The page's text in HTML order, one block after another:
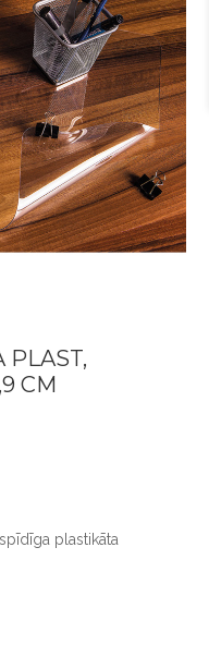
PLAST,
CM
plastikāta